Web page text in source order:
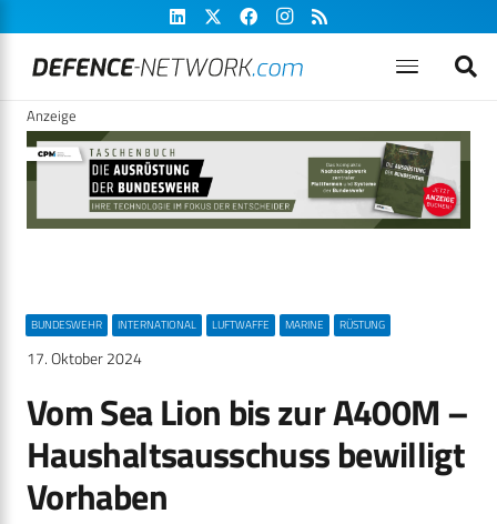
Anzeige
BUNDESWEHR INTERNATIONAL LUFTWAFFE MARINE RÜSTUNG
17. Oktober 2024
Vom Sea Lion bis zur A400M –
Haushaltsausschuss bewilligt
Vorhaben